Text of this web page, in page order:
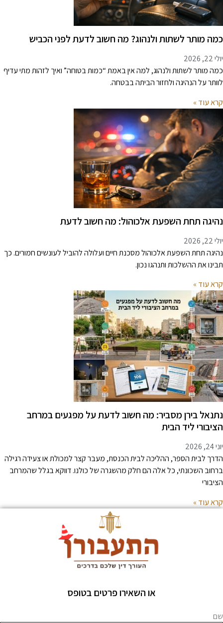
מותר לשתות ולנהוג? מה חשוב לדעת לפני הכביש
2026
מותר לשתות ולנהוג, למה אין באמת “כמות בטוחה” ואיך לזהות מתי עדיף
על הנהיגה ולחזור הביתה בבטחה.
עוד »
תחת השפעת אלכוהול: מה חשוב לדעת
2026
תחת השפעת אלכוהול מסכנת חיים ועלולה להוביל לעונשים חמורים. כך
את ההשלכות ותנהגו נכון.
עוד »
בירן מסביר: מה חשוב לדעת על מפגעים במרחב
ליד הבית
2026
לבית הספר, ההליכה לבית הכנסת, מעבר קצר למכולת או צעידה רגילה
השכונתי, כל אלה הם חלק מהשגרה של כולנו. דווקא בגלל שהמרחב
עוד »
או השאירו פרטים בטופס